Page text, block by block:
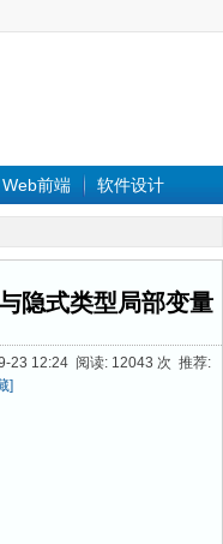
Web前端 软件设计
隐式类型局部变量
23 12:24 阅读: 12043 次 推荐:
]